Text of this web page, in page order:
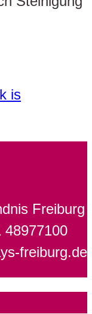
is
Freiburg
48977100
freiburg.de